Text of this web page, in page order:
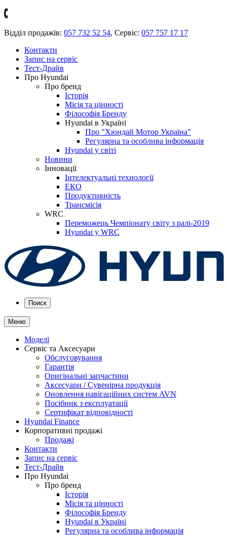
Відділ продажів: 057 732 52 54, Сервіс: 057 757 17 17
Контакти
Запис на сервіс
Тест-Драйв
Про Hyundai
Про бренд
Історія
Місія та цінності
Філософія Бренду
Hyundai в Україні
Про "Хюндай Мотор Україна"
Регулярна та особлива інформація
Hyundai у світі
Новини
Інновації
Інтелектуальні технології
ЕКО
Продуктивність
Трансмісія
WRC
Переможець Чемпіонату світу з ралі-2019
Hyundai у WRC
Поиск
Меню
Моделі
Сервіс та Аксесуари
Обслуговування
Гарантія
Оригінальні запчастини
Аксесуари / Сувенірна продукція
Оновлення навігаційних систем AVN
Посібник з експлуатації
Сертифікат відповідності
Hyundai Finance
Корпоративні продажі
Продажі
Контакти
Запис на сервіс
Тест-Драйв
Про Hyundai
Про бренд
Історія
Місія та цінності
Філософія Бренду
Hyundai в Україні
Регулярна та особлива інформація